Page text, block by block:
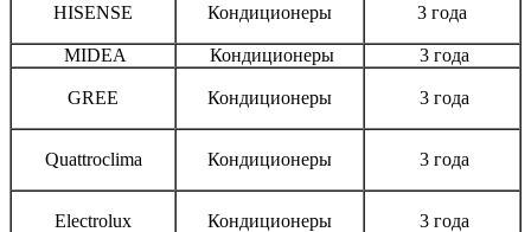
HISENSE Кондиционеры 3 года
MIDEA Кондиционеры 3 года
GREE Кондиционеры 3 года
Quattroclima Кондиционеры 3 года
Electrolux Кондиционеры 3 года